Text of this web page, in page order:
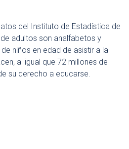
del Instituto de Estadística de
de adultos son analfabetos y
niños en edad de asistir a la
al igual que 72 millones de
su derecho a educarse.